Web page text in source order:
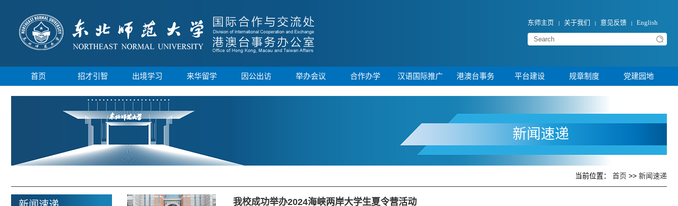
东师主页 关于我们 意见反馈 English
首页 招才引智 出境学习 来华留学 因公出访 举办会议 合作办学 汉语国际推广 港澳台事务 平台建设 规章制度 党建园地
新闻速递
当前位置： 首页 >> 新闻速递
我校成功举办2024海峡两岸大学生夏令营活动